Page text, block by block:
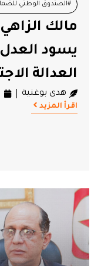
#الصندوق الوطني
#مالك الزاهي
مالك
يسود العدل
العدالة
هدى بوغنية
اقرأ المزيد